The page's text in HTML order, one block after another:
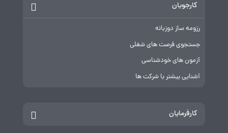
کارجویان
رزومه ساز دوزبانه
جستجوی فرصت های شغلی
آزمون های خودشناسی
آشنایی بیشتر با شرکت ها
کارفرمایان